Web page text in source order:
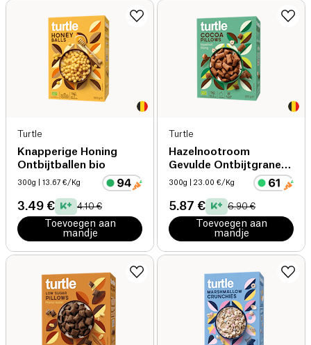
Turtle
Knapperige Honing
Ontbijtballen bio
300g | 13.67 €/Kg
3.49 € 4.10 €
Toevoegen aan
mandje
Turtle
Hazelnootroom
Gevulde Ontbijtgranen
bio
300g | 23.00 €/Kg
5.87 € 6.90 €
Toevoegen aan
mandje